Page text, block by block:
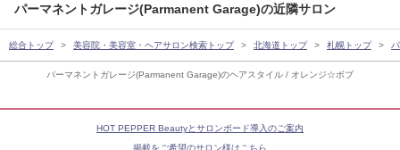
パーマネントガレージ(Parmanent Garage)のヘアスタイル / オレンジ☆ボブ
パーマネントガレージ(Parmanent Garage)の近隣サロン
総合トップ 美容院・美容室・ヘアサロン検索トップ 北海道トップ 札幌トップ
HOT PEPPER Beautyとサロンボード導入のご案内
掲載をご希望のサロン様はこちら